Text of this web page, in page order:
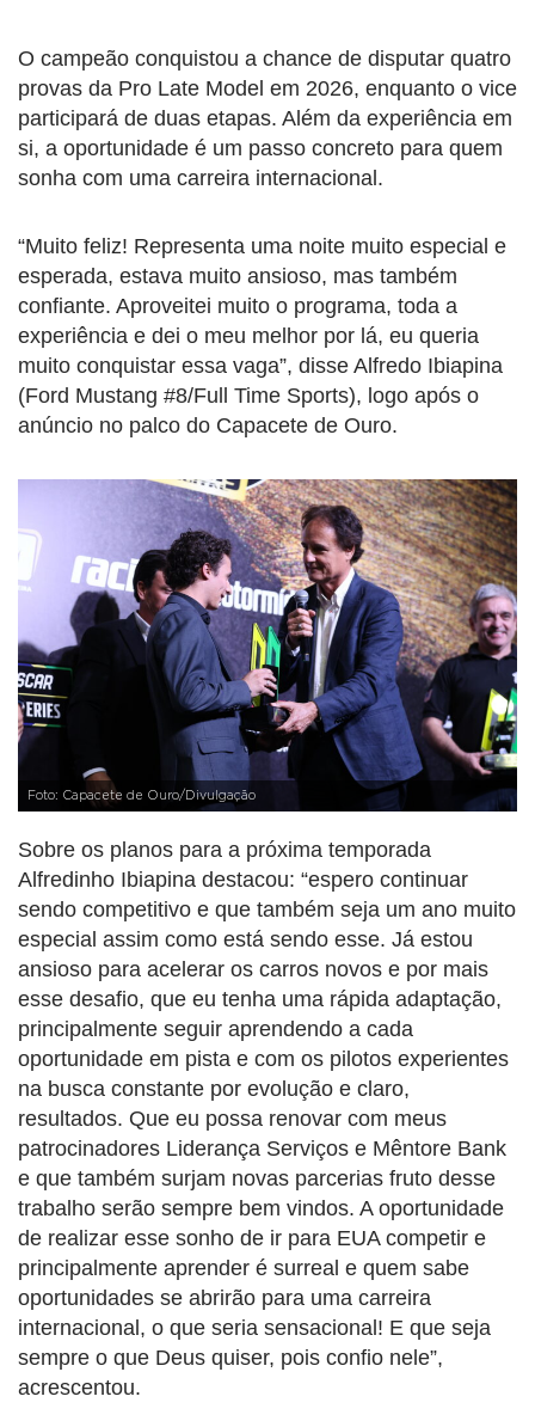
O campeão conquistou a chance de disputar quatro
provas da Pro Late Model em 2026, enquanto o vice
participará de duas etapas. Além da experiência em
si, a oportunidade é um passo concreto para quem
sonha com uma carreira internacional.
“Muito feliz! Representa uma noite muito especial e
esperada, estava muito ansioso, mas também
confiante. Aproveitei muito o programa, toda a
experiência e dei o meu melhor por lá, eu queria
muito conquistar essa vaga”, disse Alfredo Ibiapina
(Ford Mustang #8/Full Time Sports), logo após o
anúncio no palco do Capacete de Ouro.
Foto: Capacete de Ouro/Divulgação
Sobre os planos para a próxima temporada
Alfredinho Ibiapina destacou: “espero continuar
sendo competitivo e que também seja um ano muito
especial assim como está sendo esse. Já estou
ansioso para acelerar os carros novos e por mais
esse desafio, que eu tenha uma rápida adaptação,
principalmente seguir aprendendo a cada
oportunidade em pista e com os pilotos experientes
na busca constante por evolução e claro,
resultados. Que eu possa renovar com meus
patrocinadores Liderança Serviços e Mêntore Bank
e que também surjam novas parcerias fruto desse
trabalho serão sempre bem vindos. A oportunidade
de realizar esse sonho de ir para EUA competir e
principalmente aprender é surreal e quem sabe
oportunidades se abrirão para uma carreira
internacional, o que seria sensacional! E que seja
sempre o que Deus quiser, pois confio nele”,
acrescentou.